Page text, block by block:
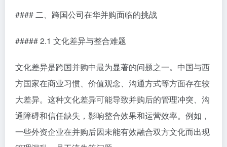
#### 二、跨国公司在华并购面临的挑战
##### 2.1 文化差异与整合难题
文化差异是跨国并购中最为显著的问题之一。中国与西
方国家在商业习惯、价值观念、沟通方式等方面存在较
大差异。这种文化差异可能导致并购后的管理冲突、沟
通障碍和信任缺失，影响整合效果和运营效率。例如，
一些外资企业在并购后因未能有效融合双方文化而出现